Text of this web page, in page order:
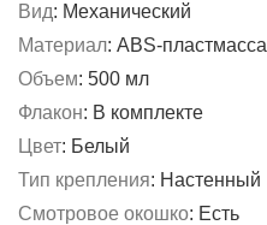
Вид: Механический
Материал: ABS-пластмасса
Объем: 500 мл
Флакон: В комплекте
Цвет: Белый
Тип крепления: Настенный
Смотровое окошко: Есть